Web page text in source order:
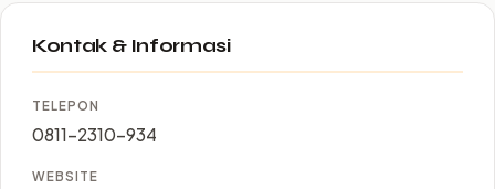
Kontak & Informasi
TELEPON
0811-2310-934
WEBSITE